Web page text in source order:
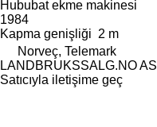
Hububat ekme makinesi
1984
Kapma genişliği 2 m
Norveç, Telemark
LANDBRUKSSALG.NO AS
Satıcıyla iletişime geç